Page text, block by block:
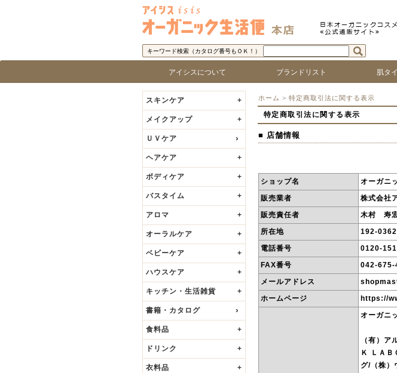
キーワード検索（カタログ番号もＯＫ！）
アイシスについて
アイシス「オーガニック生活便」について
ブランドリスト
ロゴで探す
ブランド名で探す
肌タ
乾燥肌
敏感肌
脂性肌
混合肌
年齢肌
ベビー
スキンケア +
メイクアップ +
ＵＶケア
ヘアケア +
ボディケア +
バスタイム +
アロマ +
オーラルケア +
ベビーケア +
ハウスケア +
キッチン・生活雑貨 +
書籍・カタログ
食料品 +
ドリンク +
衣料品 +
ホーム > 特定商取引法に関する表示
特定商取引法に関する表示
■ 店舗情報
ショップ名
オーガニ
販売業者
株式会社
販売責任者
木村 寿
所在地
192-0362
電話番号
0120-
FAX番号
042-675-
メールアドレス
ホームページ
https://
オーガニ
（有）
Ｋ ＬＡ
グ/（株）